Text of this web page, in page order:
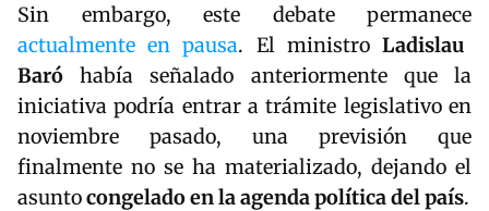
Sin embargo, este debate permanece
actualmente en pausa. El ministro Ladislau
Baró había señalado anteriormente que la
iniciativa podría entrar a trámite legislativo en
noviembre pasado, una previsión que
finalmente no se ha materializado, dejando el
asuntocongelado en la agenda política del país.